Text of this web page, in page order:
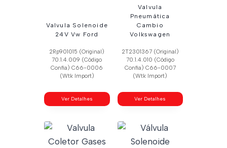
Valvula Solenoide
24V Vw Ford
2Rp901015 (Original)
70.1.4.009 (Código
Confia) C66-0006
(Wtk Import)
Ver Detalhes
Valvula
Pneumática
Cambio
Volkswagen
2T2301367 (Original)
70.1.4.010 (Código
Confia) C66-0007
(Wtk Import)
Ver Detalhes